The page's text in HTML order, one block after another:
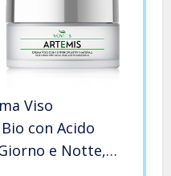
Viso
con Acido
e Notte,